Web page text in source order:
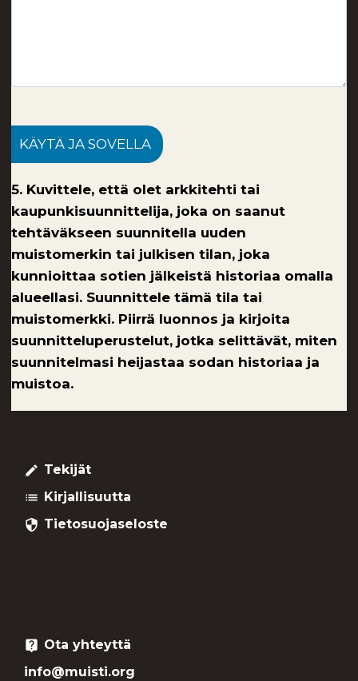
KÄYTÄ JA SOVELLA
5. Kuvittele, että olet arkkitehti tai
kaupunkisuunnittelija, joka on saanut
tehtäväkseen suunnitella uuden
muistomerkin tai julkisen tilan, joka
kunnioittaa sotien jälkeistä historiaa omalla
alueellasi. Suunnittele tämä tila tai
muistomerkki. Piirrä luonnos ja kirjoita
suunnitteluperustelut, jotka selittävät, miten
suunnitelmasi heijastaa sodan historiaa ja
muistoa.
create Tekijät
list Kirjallisuutta
security Tietosuojaseloste
live_help Ota yhteyttä
info@muisti.org